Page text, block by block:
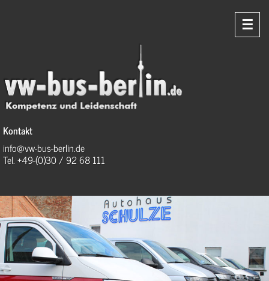
☰
Kontakt
info@vw-bus-berlin.de
Tel. +49-(0)30 / 92 68 111